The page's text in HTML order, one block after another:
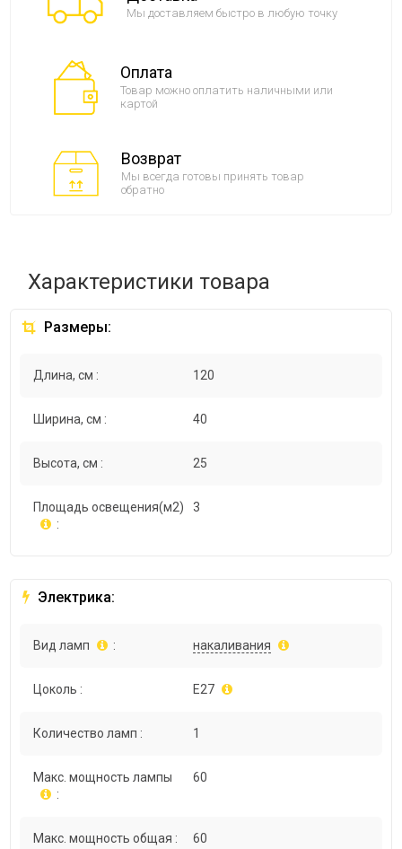
Мы доставляем быстро в любую точку
Оплата
Товар можно оплатить наличными или
картой
Возврат
Мы всегда готовы принять товар
обратно
Характеристики товара
Размеры:
Длина, см : 120
Ширина, см : 40
Высота, см : 25
Площадь освещения(м2)
:
3
Электрика:
Вид ламп : накаливания
Цоколь : E27
Количество ламп : 1
Макс. мощность лампы
:
60
Макс. мощность общая : 60